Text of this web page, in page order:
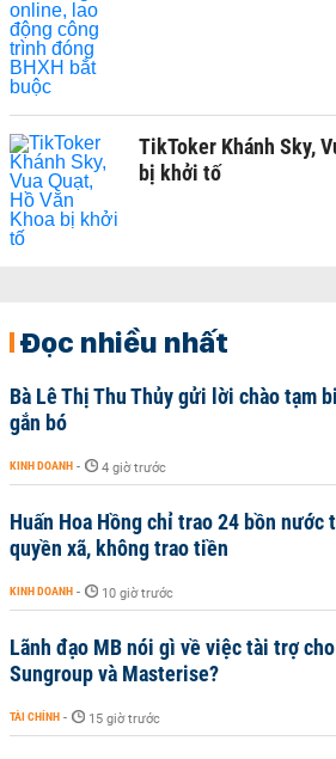
TikToker Khánh Sky,
bị khởi tố
Đọc nhiều nhất
Bà Lê Thị Thu Thủy gửi lời chào tạm
gắn bó
KINH DOANH - 4 giờ trước
Huấn Hoa Hồng chỉ trao 24 bồn nước
quyền xã, không trao tiền
KINH DOANH - 10 giờ trước
Lãnh đạo MB nói gì về việc tài trợ
Sungroup và Masterise?
TÀI CHÍNH - 15 giờ trước